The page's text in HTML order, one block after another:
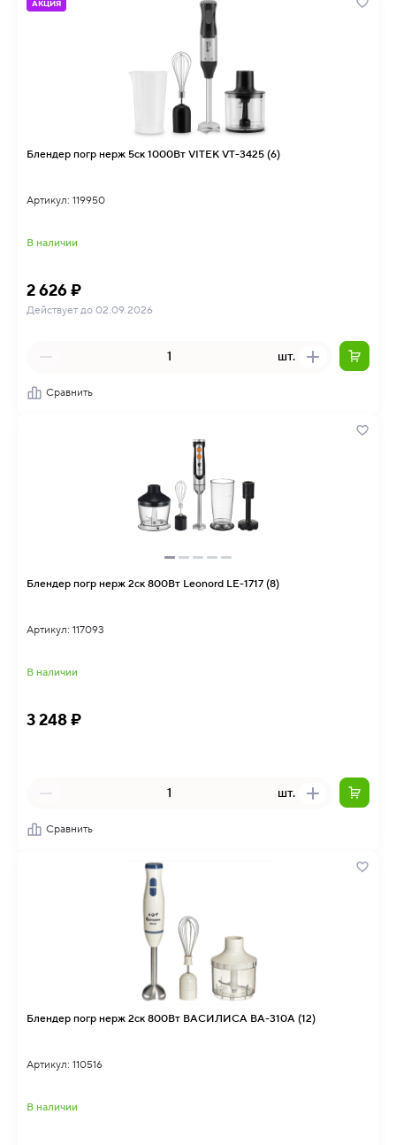
АКЦИЯ
Блендер погр нерж 5ск 1000Вт VITEK VT-3425 (6)
Артикул: 119950
В наличии
2 626 ₽
Действует до 02.09.2026
шт.
Сравнить
Блендер погр нерж 2ск 800Вт Leonord LE-1717 (8)
Артикул: 117093
В наличии
3 248 ₽
шт.
Сравнить
Блендер погр нерж 2ск 800Вт ВАСИЛИСА ВА-310А (12)
Артикул: 110516
В наличии